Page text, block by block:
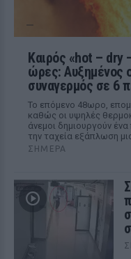
Καιρός «hot – dry
ώρες: Αυξημένος
συναγερμός σε 6
Το επόμενο 48ωρο,
καθώς οι υψηλές
άνεμοι δημιουργούν ένα
την ταχεία εξάπλωση
ΣΉΜΕΡΑ